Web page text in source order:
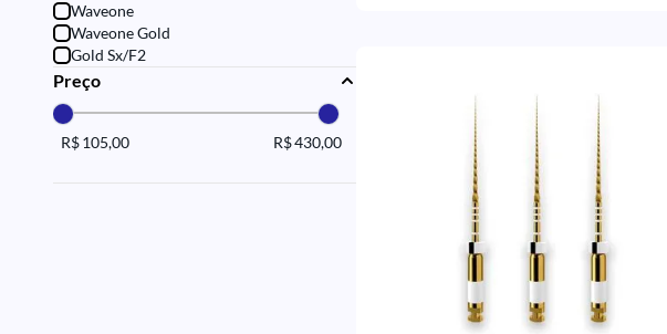
Waveone
Waveone Gold
Gold Sx/F2
Preço
R$ 105,00 R$ 430,00